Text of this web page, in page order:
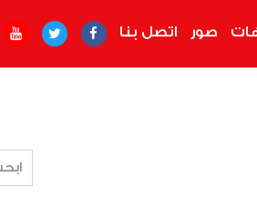
صور اتصل بنا